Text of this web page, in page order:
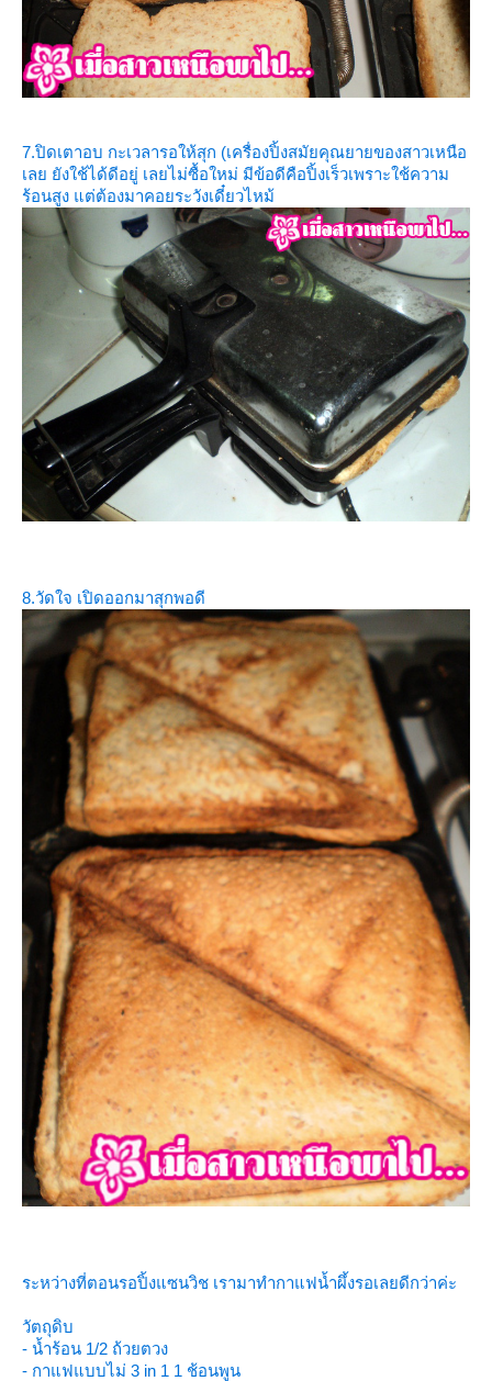
7.ปิดเตาอบ กะเวลารอให้สุก (เครื่องปิ้งสมัยคุณยายของสาวเหนือ
เลย ยังใช้ได้ดีอยู่ เลยไม่ซื้อใหม่ มีข้อดีคือปิ้งเร็วเพราะใช้ความ
ร้อนสูง แต่ต้องมาคอยระวังเดี๋ยวไหม้
8.วัดใจ เปิดออกมาสุกพอดี
ระหว่างที่ตอนรอปิ้งแซนวิช เรามาทำกาแฟน้ำผึ้งรอเลยดีกว่าค่ะ
วัตถุดิบ
- น้ำร้อน 1/2 ถ้วยตวง
- กาแฟแบบไม่ 3 in 1 1 ช้อนพูน